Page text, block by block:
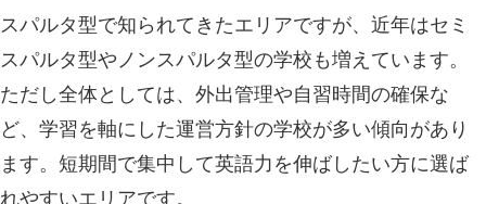
スパルタ型で知られてきたエリアですが、近年はセミ
スパルタ型やノンスパルタ型の学校も増えています。
ただし全体としては、外出管理や自習時間の確保な
ど、学習を軸にした運営方針の学校が多い傾向があり
ます。短期間で集中して英語力を伸ばしたい方に選ば
れやすいエリアです。